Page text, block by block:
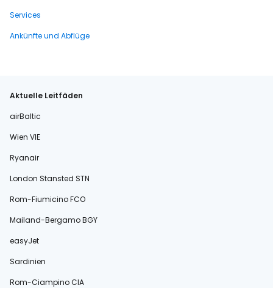
Services
Ankünfte und Abflüge
Aktuelle Leitfäden
airBaltic
Wien VIE
Ryanair
London Stansted STN
Rom-Fiumicino FCO
Mailand-Bergamo BGY
easyJet
Sardinien
Rom-Ciampino CIA